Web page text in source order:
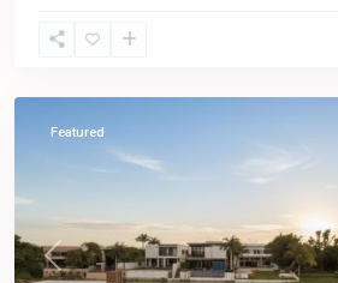
Benito
Previous
Featured